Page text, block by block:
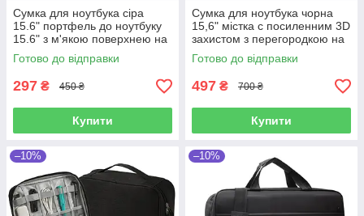
Сумка для ноутбука сіра
15.6" портфель до ноутбуку
15.6" з м'якою поверхнею на
ремені Уцінка!
Готово до відправки
297 ₴ 450 ₴
Купити
Сумка для ноутбука чорна
15,6" містка с посиленним 3D
захистом з перегородкою на
липучці, кишенями та
органайзером Уцінка!
Готово до відправки
497 ₴ 700 ₴
Купити
–10% –10%